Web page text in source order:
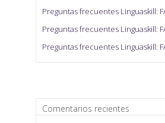
Preguntas frecuentes Linguaskill:
Preguntas frecuentes Linguaskill:
Preguntas frecuentes Linguaskill:
Comentarios recientes